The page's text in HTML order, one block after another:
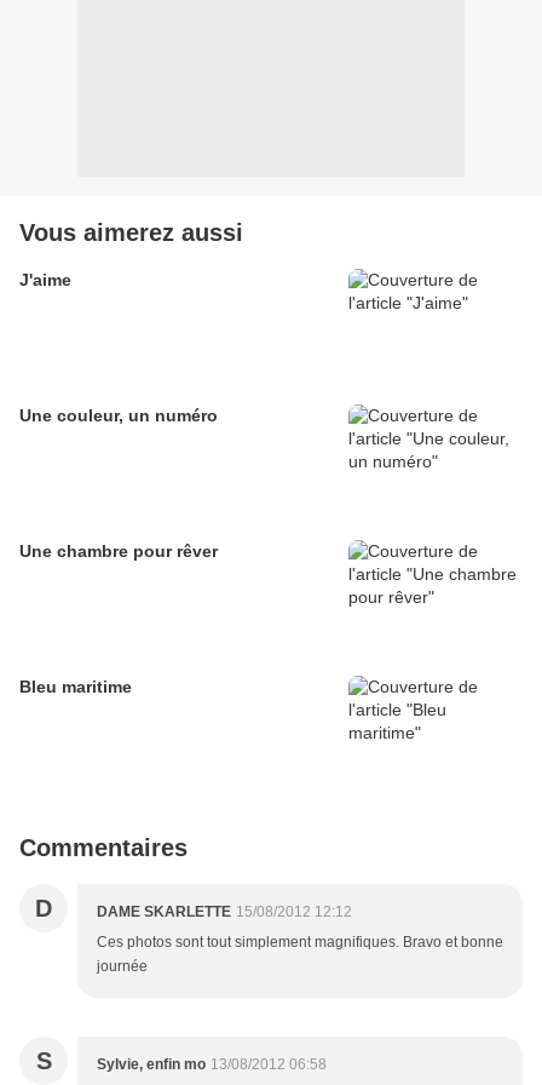
Vous aimerez aussi
J'aime
Une couleur, un numéro
Une chambre pour rêver
Bleu maritime
Commentaires
D DAME SKARLETTE 15/08/2012 12:12
Ces photos sont tout simplement magnifiques. Bravo et bonne
journée
S Sylvie, enfin mo 13/08/2012 06:58